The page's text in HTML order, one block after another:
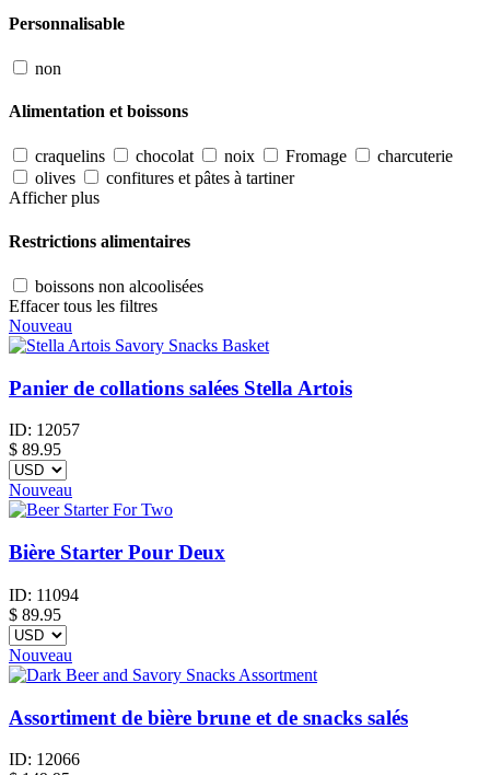
Personnalisable
non
Alimentation et boissons
craquelins chocolat noix Fromage
charcuterie
olives
confitures et pâtes à tartiner
Afficher plus
Restrictions alimentaires
boissons non alcoolisées
Effacer tous les filtres
Nouveau
Panier de collations salées Stella Artois
ID: 12057
$ 89.95
Nouveau
Bière Starter Pour Deux
ID: 11094
$ 89.95
Nouveau
Assortiment de bière brune et de snacks salés
ID: 12066